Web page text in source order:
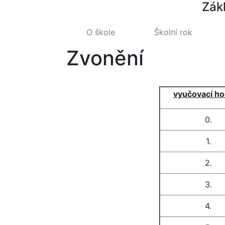
O škole Školní rok
Zvonění
vyučovací
0.
1.
2.
3.
4.